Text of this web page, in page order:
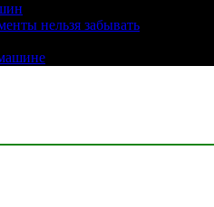
нельзя забывать